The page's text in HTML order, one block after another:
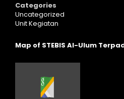
Categories
Uncategorized
Unit Kegiatan
Map of STEBIS Al-Ulum